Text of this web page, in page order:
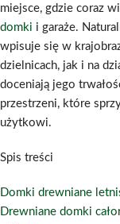
miejsce, gdzie coraz
domki i garaże.
wpisuje się w
dzielnicach, jak i na
doceniają jego
przestrzeni, które
użytkowi.
Spis treści
Domki drewniane
Drewniane domki